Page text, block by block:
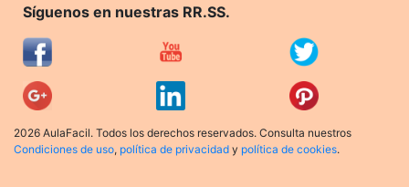
Síguenos en nuestras RR.SS.
2026 AulaFacil. Todos los derechos reservados. Consulta nuestros
Condiciones de uso, política de privacidad y política de cookies.